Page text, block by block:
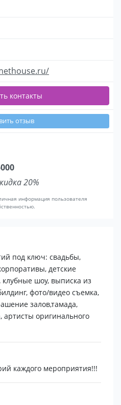
контакты
отзыв
20%
информация пользователя
под ключ: свадьбы,
детские
шоу, выписка из
фото/видео съемка,
залов,тамада,
артисты оригинального
каждого мероприятия!!!